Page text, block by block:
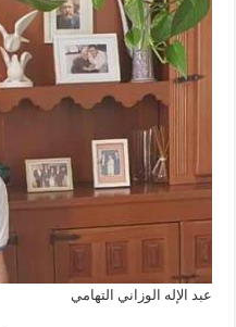
عبد الإله الوزاني التهامي